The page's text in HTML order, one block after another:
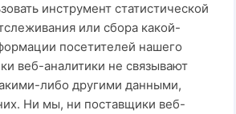
инструмент статистической
или сбора какой-
посетителей нашего
веб-аналитики не связывают
либо другими данными,
Ни мы, ни поставщики веб-